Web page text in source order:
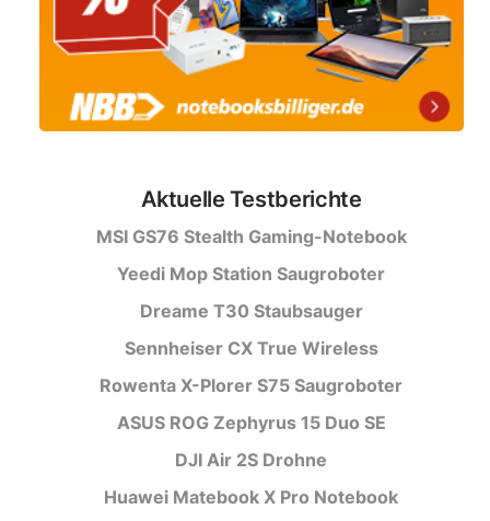
Aktuelle Testberichte
MSI GS76 Stealth Gaming-Notebook
Yeedi Mop Station Saugroboter
Dreame T30 Staubsauger
Sennheiser CX True Wireless
Rowenta X-Plorer S75 Saugroboter
ASUS ROG Zephyrus 15 Duo SE
DJI Air 2S Drohne
Huawei Matebook X Pro Notebook